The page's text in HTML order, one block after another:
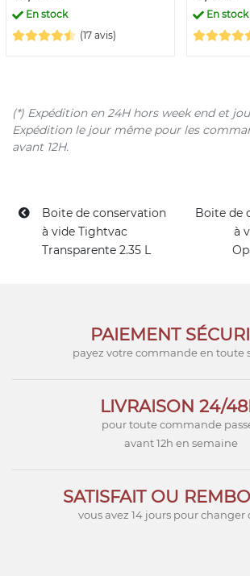
En stock
(17 avis)
En stock
(*) Expédition en 24H hors week end et
Expédition le jour même pour les
avant 12H.
Boite de conservation
à vide Tightvac
Transparente 2.35 L
Boite de
à
PAIEMENT
payez votre commande en toute
LIVRAISON 24/
pour toute commande
avant 12h en semaine
SATISFAIT OU
vous avez 14 jours pour changer